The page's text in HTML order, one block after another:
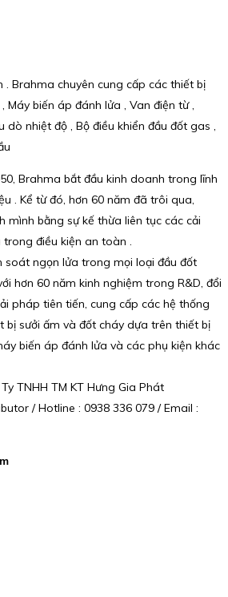
Brahma chuyên cung cấp các thiết bị
Máy biến áp đánh lửa , Van điện từ ,
dò nhiệt độ , Bộ điều khiển đầu đốt gas ,
Brahma bắt đầu kinh doanh trong lĩnh
. Kể từ đó, hơn 60 năm đã trôi qua,
mình bằng sự kế thừa liên tục các cải
điều kiện an toàn .
soát ngọn lửa trong mọi loại đầu đốt
hơn 60 năm kinh nghiệm trong R&D, đổi
pháp tiên tiến, cung cấp các hệ thống
bị sưởi ấm và đốt cháy dựa trên thiết bị
biến áp đánh lửa và các phụ kiện khác
TNHH TM KT Hưng Gia Phát
/ Hotline : 0938 336 079 / Email :